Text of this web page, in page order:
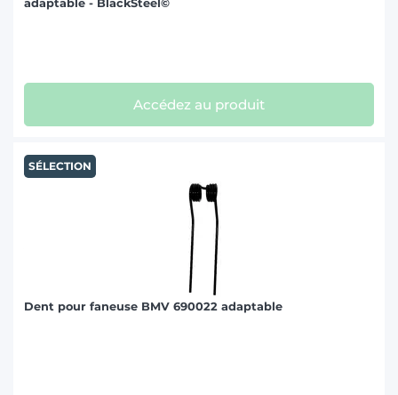
adaptable - BlackSteel©
Accédez au produit
SÉLECTION
Dent pour faneuse BMV 690022 adaptable